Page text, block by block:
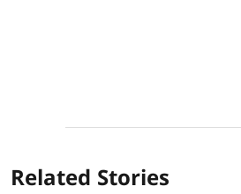
Related Stories